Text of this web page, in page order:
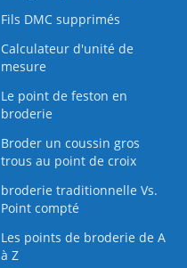
Fils DMC supprimés
Calculateur d'unité de
mesure
Le point de feston en
broderie
Broder un coussin gros
trous au point de croix
broderie traditionnelle Vs.
Point compté
Les points de broderie de A
à Z